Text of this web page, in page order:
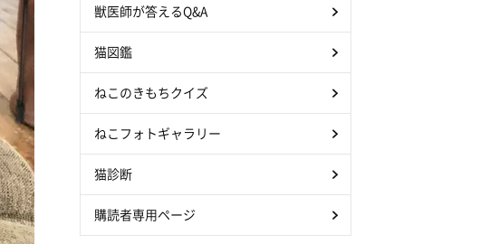
獣医師が答えるQ&A
猫図鑑
ねこのきもちクイズ
ねこフォトギャラリー
猫診断
購読者専用ページ